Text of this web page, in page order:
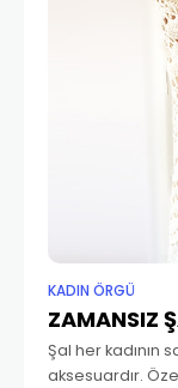
KADIN ÖRGÜ
ZAMANSIZ
Şal her kadının
aksesuardır.